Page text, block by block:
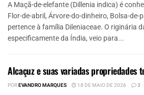
A Maçã-de-elefante (Dillenia indica) é
Flor-de-abril, Árvore-do-dinheiro, Bolsa-de-
pertence à família Dileniaceae. O riginária
especificamente da Índia, veio para...
Alcaçuz e suas variadas propriedades
POREVANDRO MARQUES 18 DE MAIO DE 2026 3